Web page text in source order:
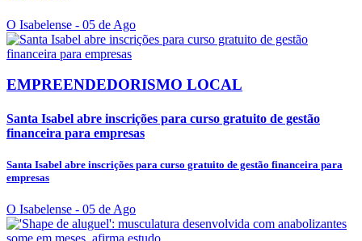
O Isabelense - 05 de Ago
EMPREENDEDORISMO LOCAL
Santa Isabel abre inscrições para curso gratuito de gestão
financeira para empresas
Santa Isabel abre inscrições para curso gratuito de gestão financeira para
empresas
O Isabelense - 05 de Ago